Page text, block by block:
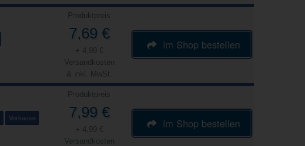
Produktpreis
7,69 €
+ 4,99 €
Versandkosten
& inkl. MwSt.
im Shop bestellen
Vorkasse
Produktpreis
7,99 €
+ 4,99 €
Versandkosten
im Shop bestellen